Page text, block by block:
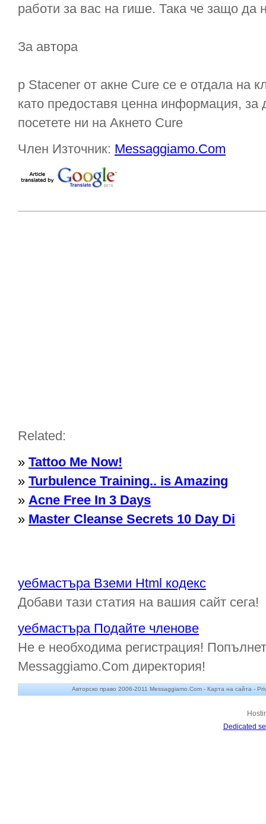
работи за вас на гише. Така че защо да
За автора
р Stacener от акне Cure се е отдала на
като предоставя ценна информация,
посетете ни на Акнето Cure
Член Източник: Messaggiamo.Com
Related:
» Tattoo Me Now!
» Turbulence Training.. is Amazing
» Acne Free In 3 Days
» Master Cleanse Secrets 10 Day Di
уебмастъра Вземи Html кодекс
Добави тази статия на вашия сайт сега!
уебмастъра Подайте членове
Не е необходима регистрация!
Messaggiamo.Com директория!
Авторско право 2006-2011 Messaggiamo.Com - Карта на сайта -
Dedicated